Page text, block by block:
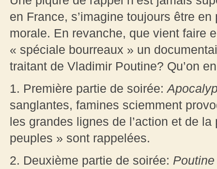
en France, s’imagine toujours être
morale. En revanche, que vient faire
« spéciale bourreaux » un
traitant de Vladimir Poutine? Qu’on
1. Première partie de soirée:
sanglantes, famines sciemment
les grandes lignes de l’action et de
peuples » sont rappelées.
2. Deuxième partie de soirée: